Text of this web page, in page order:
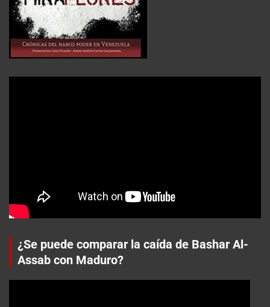
¿Se puede comparar la caída de Bashar Al-
Assab con Maduro?